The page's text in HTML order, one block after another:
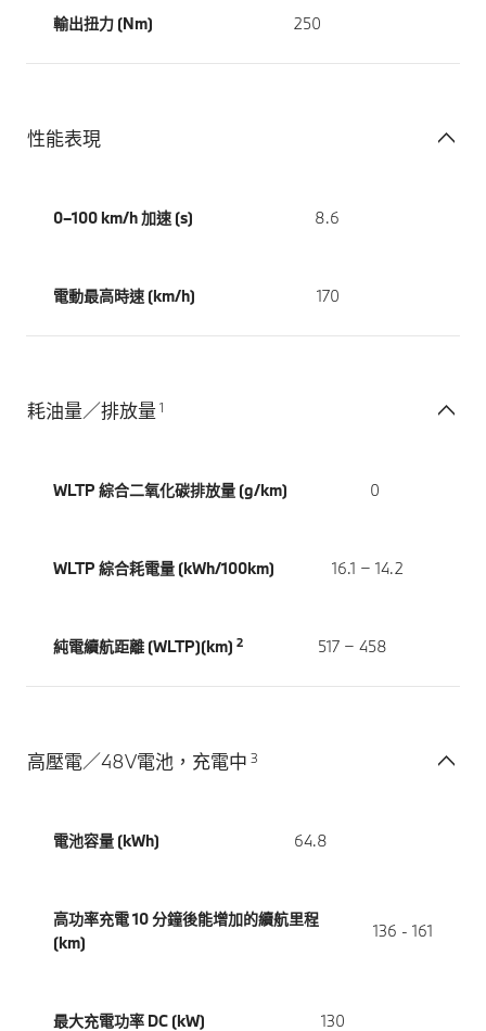
輸出扭力 (Nm) 250
性能表現
0–100 km/h 加速 (s) 8.6
電動最高時速 (km/h) 170
耗油量／排放量1
WLTP 綜合二氧化碳排放量 (g/km) 0
WLTP 綜合耗電量 (kWh/100km) 16.1 − 14.2
純電續航距離 (WLTP)(km) 2 517 − 458
高壓電／48V電池，充電中 3
電池容量 (kWh) 64.8
高功率充電 10 分鐘後能增加的續航里程
(km)
136 - 161
最大充電功率 DC (kW) 130